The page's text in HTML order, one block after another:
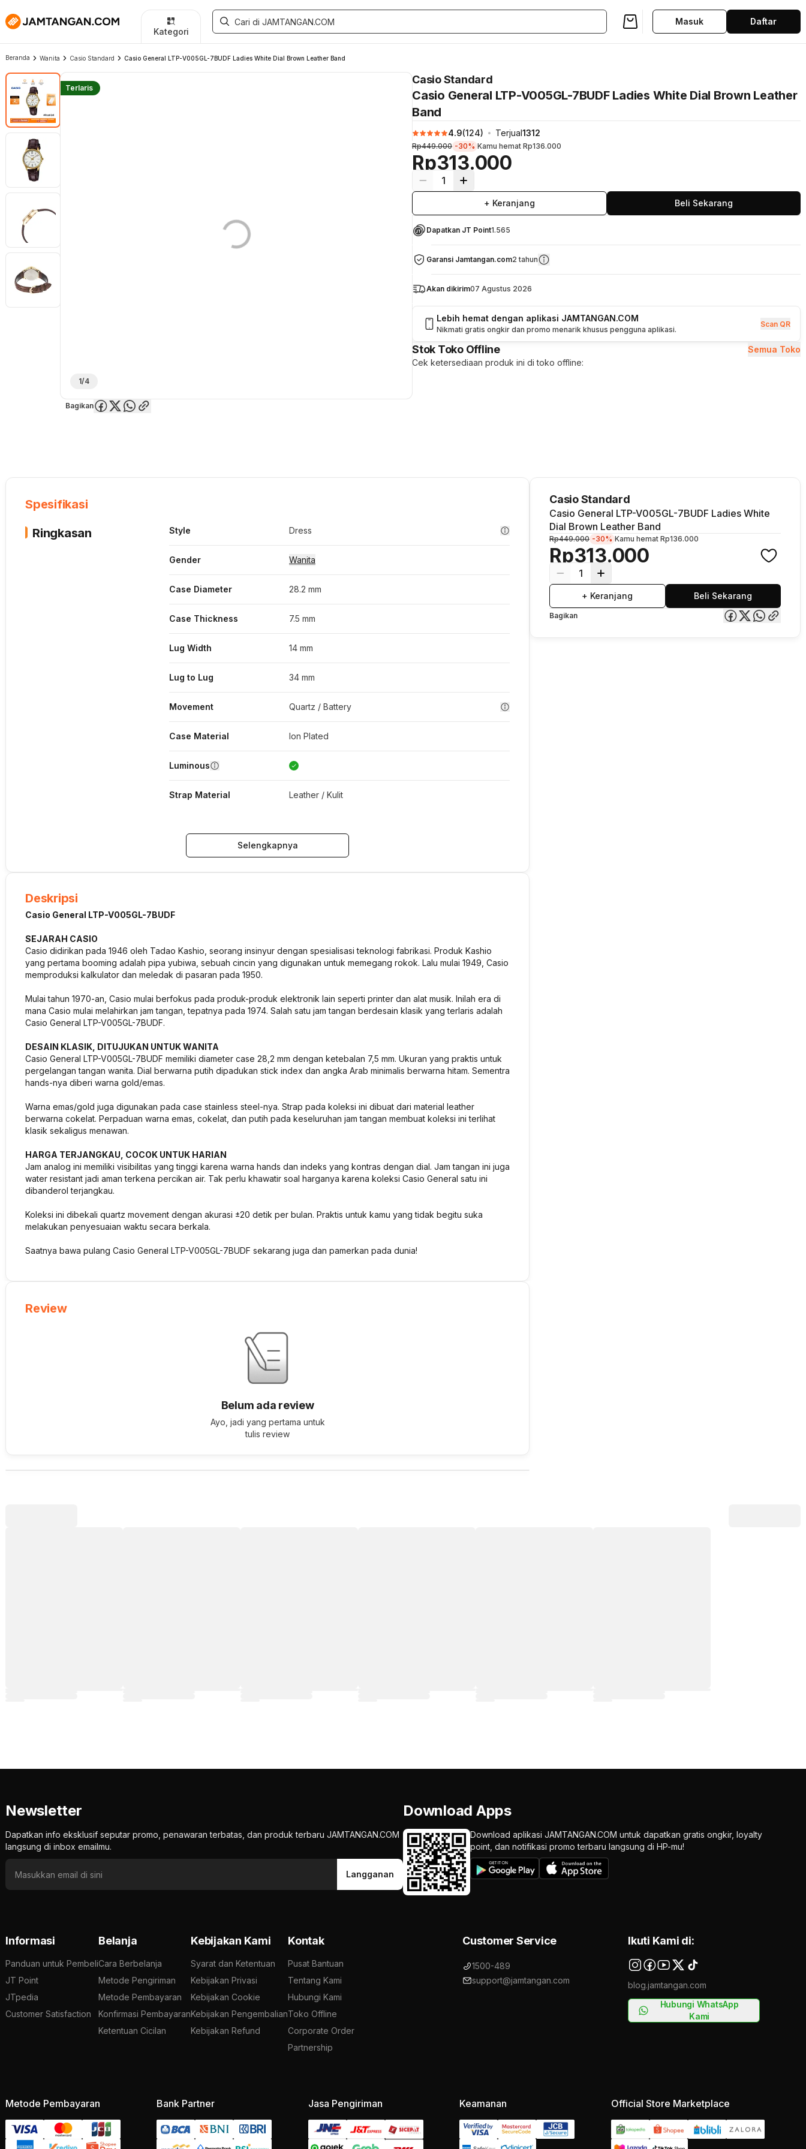
Newsletter
Dapatkan info eksklusif seputar promo, penawaran terbatas, dan produk terbaru JAMTANGAN.COM
langsung di inbox emailmu.
Langganan
Download Apps
Download aplikasi JAMTANGAN.COM untuk dapatkan gratis ongkir, loyalty
point, dan notifikasi promo terbaru langsung di HP-mu!
Informasi
Panduan untuk Pembeli
JT Point
JTpedia
Customer Satisfaction
Belanja
Cara Berbelanja
Metode Pengiriman
Metode Pembayaran
Konfirmasi Pembayaran
Ketentuan Cicilan
Kebijakan Kami
Syarat dan Ketentuan
Kebijakan Privasi
Kebijakan Cookie
Kebijakan Pengembalian
Kebijakan Refund
Kontak
Pusat Bantuan
Tentang Kami
Hubungi Kami
Toko Offline
Corporate Order
Partnership
Customer Service
1500-489
support@jamtangan.com
Ikuti Kami di:
blog.jamtangan.com
Hubungi WhatsApp
Kami
Metode Pembayaran Bank Partner Jasa Pengiriman Keamanan Official Store Marketplace
Kategori
Masuk Daftar
Beranda Wanita Casio Standard Casio General LTP-V005GL-7BUDF Ladies White Dial Brown Leather Band
Terlaris
1/4
Bagikan
Casio Standard
Casio General LTP-V005GL-7BUDF Ladies White Dial Brown Leather
Band
4.9(124) Terjual1312
Rp313.000
Rp449.000 -30% Kamu hemat Rp136.000
1
+ Keranjang Beli Sekarang
Dapatkan JT Point1.565
Garansi Jamtangan.com2 tahun
Akan dikirim07 Agustus 2026
Lebih hemat dengan aplikasi JAMTANGAN.COM
Nikmati gratis ongkir dan promo menarik khusus pengguna aplikasi.
Scan QR
Stok Toko Offline
Semua Toko
Cek ketersediaan produk ini di toko offline:
Spesifikasi
Ringkasan
Style Dress
Gender Wanita
Case Diameter 28.2 mm
Case Thickness 7.5 mm
Lug Width 14 mm
Lug to Lug 34 mm
Movement Quartz / Battery
Case Material Ion Plated
Luminous
Strap Material Leather / Kulit
Selengkapnya
Deskripsi
Casio General LTP-V005GL-7BUDF
SEJARAH CASIO
Casio didirikan pada 1946 oleh Tadao Kashio, seorang insinyur dengan spesialisasi teknologi fabrikasi. Produk Kashio
yang pertama booming adalah pipa yubiwa, sebuah cincin yang digunakan untuk memegang rokok. Lalu mulai 1949, Casio
memproduksi kalkulator dan meledak di pasaran pada 1950.
Mulai tahun 1970-an, Casio mulai berfokus pada produk-produk elektronik lain seperti printer dan alat musik. Inilah era di
mana Casio mulai melahirkan jam tangan, tepatnya pada 1974. Salah satu jam tangan berdesain klasik yang terlaris adalah
Casio General LTP-V005GL-7BUDF.
DESAIN KLASIK, DITUJUKAN UNTUK WANITA
Casio General LTP-V005GL-7BUDF memiliki diameter case 28,2 mm dengan ketebalan 7,5 mm. Ukuran yang praktis untuk
pergelangan tangan wanita. Dial berwarna putih dipadukan stick index dan angka Arab minimalis berwarna hitam. Sementra
hands-nya diberi warna gold/emas.
Warna emas/gold juga digunakan pada case stainless steel-nya. Strap pada koleksi ini dibuat dari material leather
berwarna cokelat. Perpaduan warna emas, cokelat, dan putih pada keseluruhan jam tangan membuat koleksi ini terlihat
klasik sekaligus menawan.
HARGA TERJANGKAU, COCOK UNTUK HARIAN
Jam analog ini memiliki visibilitas yang tinggi karena warna hands dan indeks yang kontras dengan dial. Jam tangan ini juga
water resistant jadi aman terkena percikan air. Tak perlu khawatir soal harganya karena koleksi Casio General satu ini
dibanderol terjangkau.
Koleksi ini dibekali quartz movement dengan akurasi ±20 detik per bulan. Praktis untuk kamu yang tidak begitu suka
melakukan penyesuaian waktu secara berkala.
Saatnya bawa pulang Casio General LTP-V005GL-7BUDF sekarang juga dan pamerkan pada dunia!
Review
Belum ada review
Ayo, jadi yang pertama untuk
tulis review
Casio Standard
Casio General LTP-V005GL-7BUDF Ladies White
Dial Brown Leather Band
Rp313.000
Rp449.000 -30% Kamu hemat Rp136.000
1
+ Keranjang Beli Sekarang
Bagikan